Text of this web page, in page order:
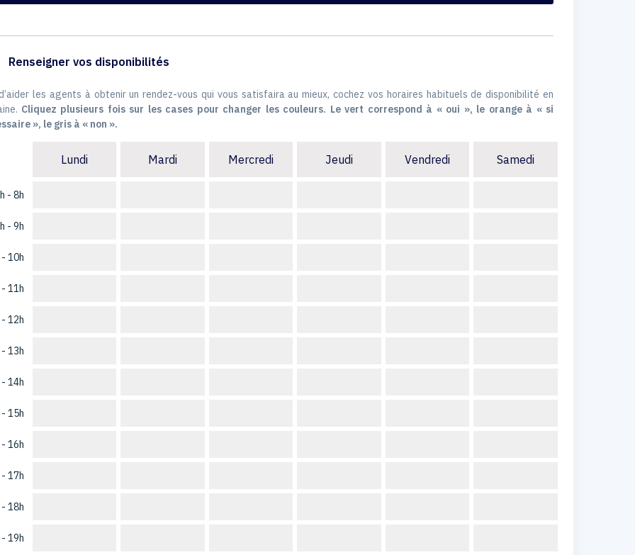
Renseigner vos disponibilités
les agents à obtenir un rendez-vous qui vous satisfaira au mieux, cochez vos horaires habituels de disponibilité en
Cliquez plusieurs fois sur les cases pour changer les couleurs. Le vert correspond à « oui », le orange à « si
», le gris à « non ».
- 8h
- 9h
10h
11h
12h
13h
14h
15h
16h
17h
18h
19h
Lundi Mardi Mercredi Jeudi Vendredi Samedi